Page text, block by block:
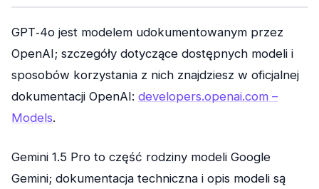
GPT‑4o jest modelem udokumentowanym przez
OpenAI; szczegóły dotyczące dostępnych modeli i
sposobów korzystania z nich znajdziesz w oficjalnej
dokumentacji OpenAI: developers.openai.com –
Models.
Gemini 1.5 Pro to część rodziny modeli Google
Gemini; dokumentacja techniczna i opis modeli są